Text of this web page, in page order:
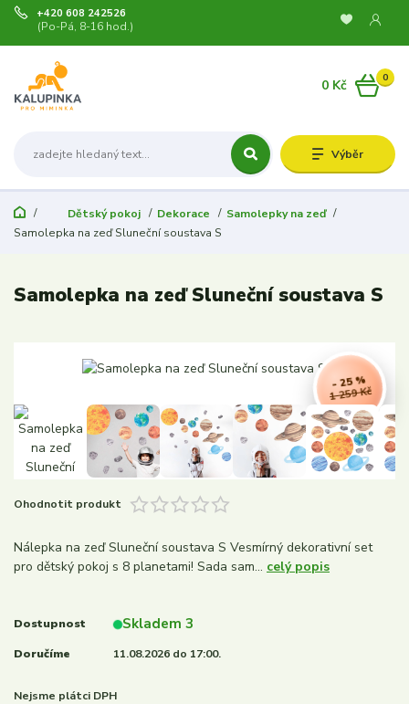
Výběr
+420 608 242526
(Po-Pá, 8-16 hod.)
0
0 Kč
Dětský pokoj Dekorace
Samolepky na zeď
Samolepka na zeď Sluneční soustava S
Samolepka na zeď Sluneční soustava S
1 259 Kč
- 25 %
Ohodnotit produkt
Nálepka na zeď Sluneční soustava S Vesmírný dekorativní set
pro dětský pokoj s 8 planetami! Sada sam... celý popis
Dostupnost Skladem 3
Doručíme 11.08.2026 do 17:00.
Nejsme plátci DPH